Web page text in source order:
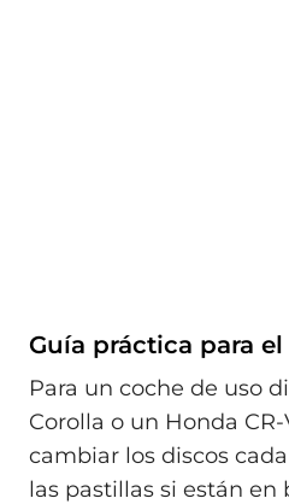
Guía práctica para
Para un coche de uso
Corolla o un Honda
cambiar los discos
las pastillas si están en